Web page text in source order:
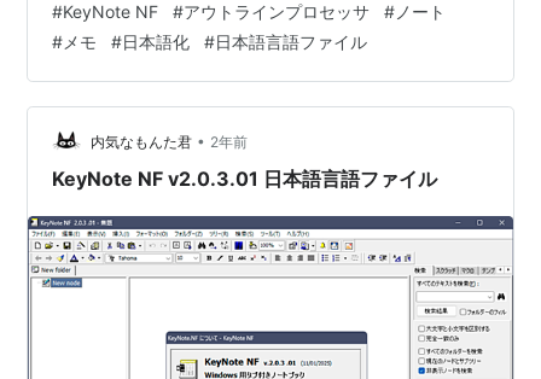
部にメタデータタグを付けることができます 折りたたみ
と展開: テキストを折りたたみ、抜粋として表示される小
さな部分を除いて内容を非表示…
#KeyNote NF #アウトラインプロセッサ # ノート
# メモ #日本語化 #日本語言語ファイル
内気なもんた君 • 2年前
KeyNote NF v2.0.3.01 日本語言語ファイル